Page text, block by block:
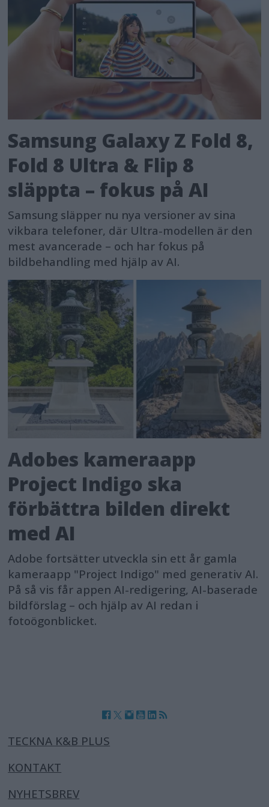
Samsung Galaxy Z Fold 8,
Fold 8 Ultra & Flip 8
släppta – fokus på AI
Samsung släpper nu nya versioner av sina
vikbara telefoner, där Ultra-modellen är den
mest avancerade – och har fokus på
bildbehandling med hjälp av AI.
Adobes kameraapp
Project Indigo ska
förbättra bilden direkt
med AI
Adobe fortsätter utveckla sin ett år gamla
kameraapp "Project Indigo" med generativ AI.
På så vis får appen AI-redigering, AI-baserade
bildförslag – och hjälp av AI redan i
fotoögonblicket.
TECKNA K&B PLUS
KONTAKT
NYHETSBREV